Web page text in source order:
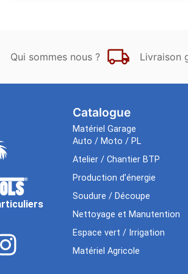
Qui sommes nous ? Livraison
Catalogue
Matériel Garage
Auto / Moto / PL
Atelier / Chantier BTP
Production d’énergie
Soudure / Découpe
Nettoyage et Manutention
Espace vert / Irrigation
Matériel Agricole